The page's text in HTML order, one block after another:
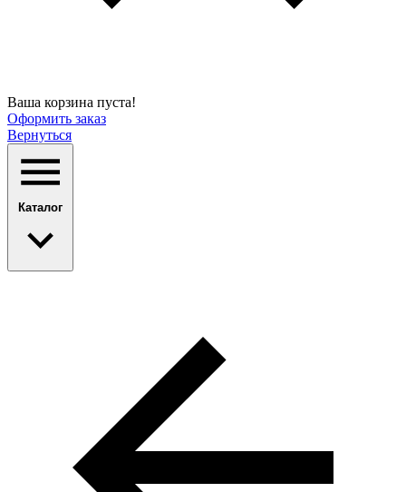
Ваша корзина пуста!
Оформить заказ
Вернуться
Каталог